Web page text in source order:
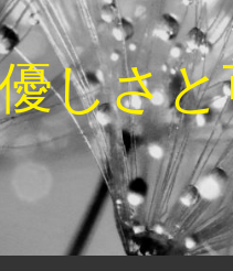
しさ